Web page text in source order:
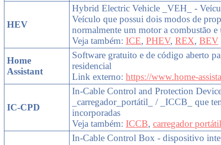
HEV
Hybrid Electric Vehicle _VEH_ -
Veículo que possui dois modos de
normalmente um motor a combustão
Veja também: ICE, PHEV, REX, BEV
Home
Assistant
Software gratuito e de código aberto
residencial
Link externo: https://www.home-
IC-CPD
In-Cable Control and Protection
_carregador_portátil_ / _ICCB_ que
incorporadas
Veja também: ICCB, carregador portátil
In-Cable Control Box - dispositivo